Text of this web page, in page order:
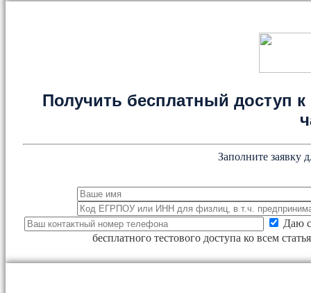
Получить бесплатный доступ к
Заполните заявку
Даю
бесплатного тестового доступа ко всем